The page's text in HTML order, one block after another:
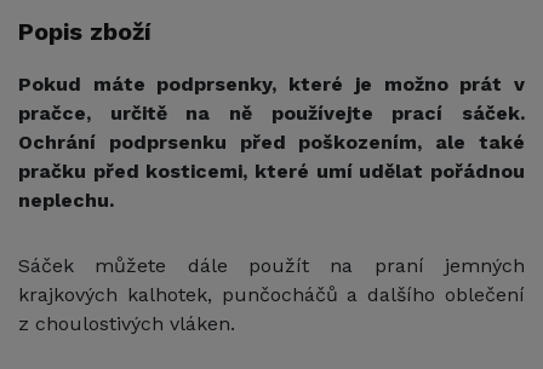
Popis zboží
Pokud máte podprsenky, které je možno prát v
pračce, určitě na ně používejte prací sáček.
Ochrání podprsenku před poškozením, ale také
pračku před kosticemi, které umí udělat pořádnou
neplechu.
Sáček můžete dále použít na praní jemných
krajkových kalhotek, punčocháčů a dalšího oblečení
z choulostivých vláken.